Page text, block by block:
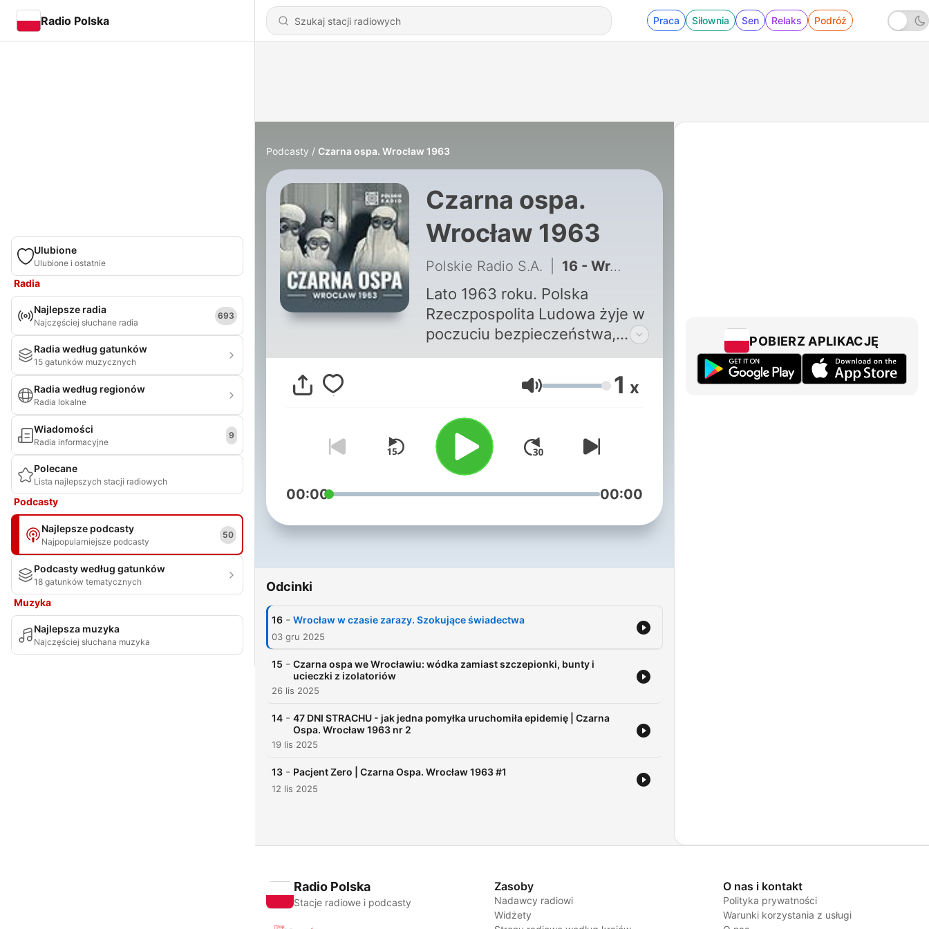
Radio Polska Praca Siłownia Sen Relaks Podróż
Ulubione
Ulubione i ostatnie
Radia
Najlepsze radia
Najczęściej słuchane radia
693
Radia według gatunków
15 gatunków muzycznych
Radia według regionów
Radia lokalne
Wiadomości
Radia informacyjne
9
Polecane
Lista najlepszych stacji radiowych
Podcasty
Najlepsze podcasty
Najpopularniejsze podcasty
50
Podcasty według gatunków
18 gatunków tematycznych
Muzyka
Najlepsza muzyka
Najczęściej słuchana muzyka
Podcasty Czarna ospa. Wrocław 1963
Czarna ospa.
Wrocław 1963
Polskie Radio S.A. 16 - Wrocław w czasie zarazy. Szokujące świadectwa
Lato 1963 roku. Polska
Rzeczpospolita Ludowa żyje w
poczuciu bezpieczeństwa,
odgrodzona od Zachodu
żelazną kurtyną. Nagle - w
sercu kraju - wybucha
epidemia czarnej ospy.
Choroba, którą świat uznał za
pokonaną, pojawia się we
Wrocławiu, siejąc panikę,
paraliżując miasto i
państwowy PRL. Witold
podcaście Polskiego Radia
najbardziej dramatycznych
epidemii w powojennej Polsce.
nagrania Polskiego Radia oraz
ekspertami i świadkami
tamtych wydarzeń, opowiada o
które zdecydowały o losie
człowieczeństwa i lojalności
wobec systemu. Premiery co
Głośność 1 x
00:00 00:00
Odcinki
16 - Wrocław w czasie zarazy. Szokujące świadectwa
03 gru 2025
15 - Czarna ospa we Wrocławiu: wódka zamiast szczepionki, bunty i
ucieczki z izolatoriów
26 lis 2025
14 - 47 DNI STRACHU - jak jedna pomyłka uruchomiła epidemię | Czarna
Ospa. Wrocław 1963 nr 2
19 lis 2025
13 - Pacjent Zero | Czarna Ospa. Wrocław 1963 #1
12 lis 2025
POBIERZ APLIKACJĘ
Radio Polska
Stacje radiowe i podcasty
Zasoby
Nadawcy radiowi
Widżety
O nas i kontakt
Polityka prywatności
Warunki korzystania z usługi